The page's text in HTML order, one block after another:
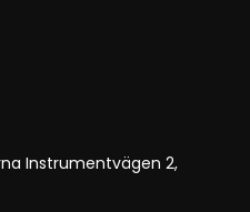
Instrumentvägen 2,